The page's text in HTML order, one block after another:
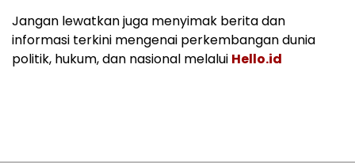
Jangan lewatkan juga menyimak berita dan
informasi terkini mengenai perkembangan dunia
politik, hukum, dan nasional melalui Hello.id